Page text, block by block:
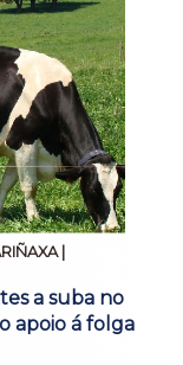
|
a suba no
apoio á folga